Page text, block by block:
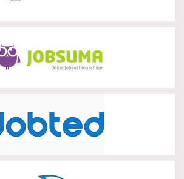
Jobsuma
zur Partnerseite
Jobted
zur Partnerseite